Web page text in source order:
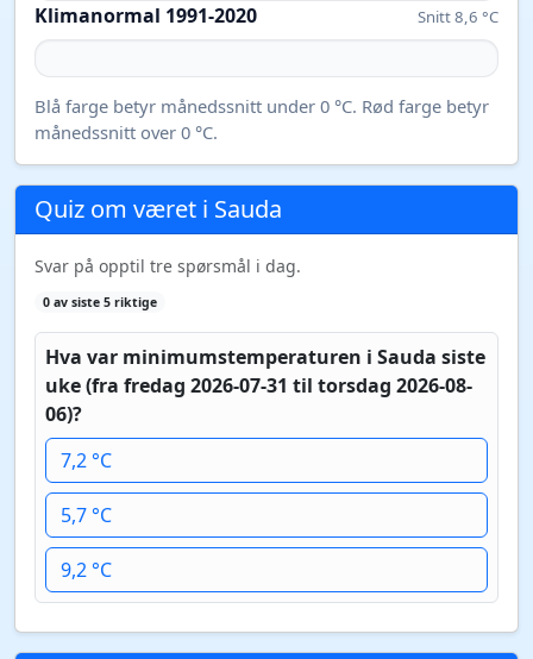
Klimanormal 1991-2020 Snitt 8,6 °C
Blå farge betyr månedssnitt under 0 °C. Rød farge betyr
månedssnitt over 0 °C.
Quiz om været i Sauda
Svar på opptil tre spørsmål i dag.
0 av siste 5 riktige
Hva var minimumstemperaturen i Sauda siste
uke (fra fredag 2026-07-31 til torsdag 2026-08-
06)?
7,2 °C
5,7 °C
9,2 °C